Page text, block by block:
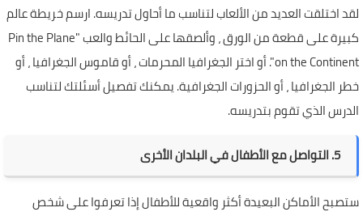
لقد اختلقت العديد من الألعاب لتناسب ما أحاول تدريسه. ارسم خريطة عالم
كبيرة على قطعة من الورق ، وألصقها على الحائط والعب "Pin the Plane
on the Continent". أو اختر الجغرافيا المحرمات ، أو قاموس الجغرافيا ، أو
خطر الجغرافيا ، أو الحزورات الجغرافية. يمكنك تفصيل أسئلتك لتناسب
الدرس الذي تقوم بتدريسه.
5. التواصل مع الأطفال في البلدان الأخرى
ستصبح الأماكن البعيدة أكثر واقعية للأطفال إذا تعرفوا على شخص